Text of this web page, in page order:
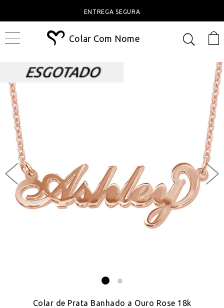
ENTREGA SEGURA
Colar Com Nome
Colar de Prata Banhado a Ouro Rose 18k